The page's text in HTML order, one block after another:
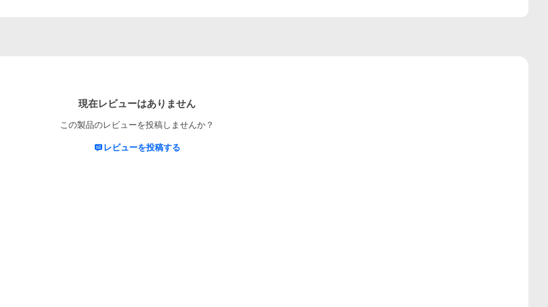
現在レビューはありません
この製品のレビューを投稿しませんか？
レビューを投稿する